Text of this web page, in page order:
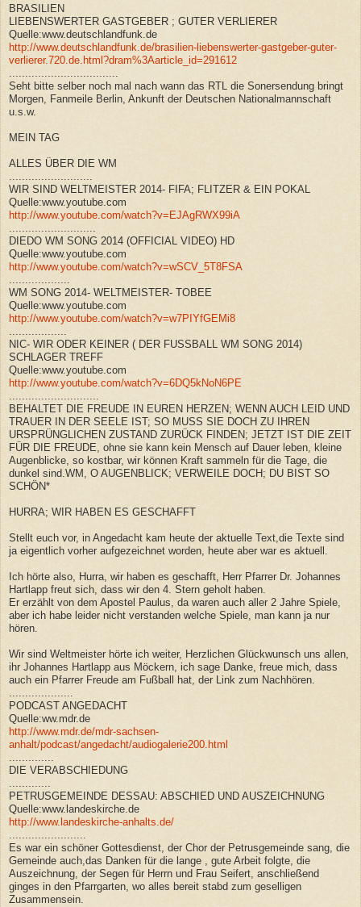
BRASILIEN
LIEBENSWERTER GASTGEBER ; GUTER VERLIERER
Quelle:www.deutschlandfunk.de
http://www.deutschlandfunk.de/brasilien-liebenswerter-gastgeber-guter-
verlierer.720.de.html?dram%3Aarticle_id=291612
Seht bitte selber noch mal nach wann das RTL die Sonersendung bringt
Morgen, Fanmeile Berlin, Ankunft der Deutschen Nationalmannschaft
u.s.w.
MEIN TAG
ALLES ÜBER DIE WM
WIR SIND WELTMEISTER 2014- FIFA; FLITZER & EIN POKAL
Quelle:www.youtube.com
http://www.youtube.com/watch?v=EJAgRWX99iA
DIEDO WM SONG 2014 (OFFICIAL VIDEO) HD
Quelle:www.youtube.com
http://www.youtube.com/watch?v=wSCV_5T8FSA
WM SONG 2014- WELTMEISTER- TOBEE
Quelle:www.youtube.com
http://www.youtube.com/watch?v=w7PIYfGEMi8
NIC- WIR ODER KEINER ( DER FUSSBALL WM SONG 2014)
SCHLAGER TREFF
Quelle:www.youtube.com
http://www.youtube.com/watch?v=6DQ5kNoN6PE
BEHALTET DIE FREUDE IN EUREN HERZEN; WENN AUCH LEID UND
TRAUER IN DER SEELE IST; SO MUSS SIE DOCH ZU IHREN
URSPRÜNGLICHEN ZUSTAND ZURÜCK FINDEN; JETZT IST DIE ZEIT
FÜR DIE FREUDE, ohne sie kann kein Mensch auf Dauer leben, kleine
Augenblicke, so kostbar, wir können Kraft sammeln für die Tage, die
dunkel sind.WM, O AUGENBLICK; VERWEILE DOCH; DU BIST SO
SCHÖN*
HURRA; WIR HABEN ES GESCHAFFT
Stellt euch vor, in Angedacht kam heute der aktuelle Text,die Texte sind
ja eigentlich vorher aufgezeichnet worden, heute aber war es aktuell.
Ich hörte also, Hurra, wir haben es geschafft, Herr Pfarrer Dr. Johannes
Hartlapp freut sich, dass wir den 4. Stern geholt haben.
Er erzählt von dem Apostel Paulus, da waren auch aller 2 Jahre Spiele,
aber ich habe leider nicht verstanden welche Spiele, man kann ja nur
hören.
Wir sind Weltmeister hörte ich weiter, Herzlichen Glückwunsch uns allen,
ihr Johannes Hartlapp aus Möckern, ich sage Danke, freue mich, dass
auch ein Pfarrer Freude am Fußball hat, der Link zum Nachhören.
PODCAST ANGEDACHT
Quelle:ww.mdr.de
http://www.mdr.de/mdr-sachsen-
anhalt/podcast/angedacht/audiogalerie200.html
DIE VERABSCHIEDUNG
PETRUSGEMEINDE DESSAU: ABSCHIED UND AUSZEICHNUNG
Quelle:www.landeskirche.de
http://www.landeskirche-anhalts.de/
Es war ein schöner Gottesdienst, der Chor der Petrusgemeinde sang, die
Gemeinde auch,das Danken für die lange , gute Arbeit folgte, die
Auszeichnung, der Segen für Herrn und Frau Seifert, anschließend
ginges in den Pfarrgarten, wo alles bereit stabd zum geselligen
Zusammensein.